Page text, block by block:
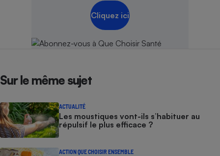
Cliquez ici
Sur le même sujet
ACTUALITÉ
Les moustiques vont-ils s’habituer au
répulsif le plus efficace ?
ACTION QUE CHOISIR ENSEMBLE